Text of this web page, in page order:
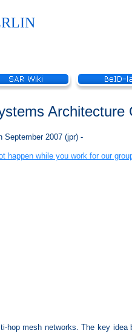
Architecture
September 2007 (jpr) -
happen while you work for our
mesh networks. The key idea